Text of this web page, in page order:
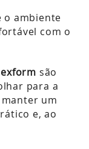
o ambiente
com o
são
para a
um
e, ao